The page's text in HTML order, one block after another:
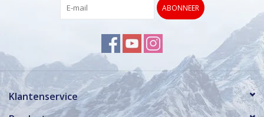
ABONNEER
Klantenservice